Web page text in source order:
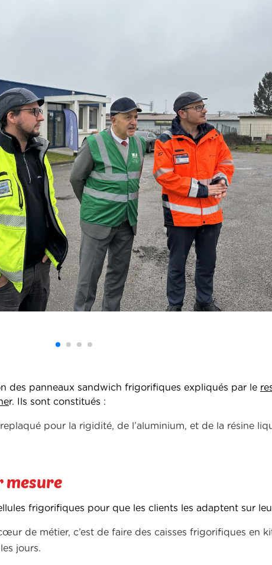
des panneaux sandwich frigorifiques expliqués par le
r. Ils sont constitués :
pour la rigidité, de l’aluminium, et de la résine
mesure
frigorifiques pour que les clients les adaptent sur
de métier, c’est de faire des caisses frigorifiques en
jours.